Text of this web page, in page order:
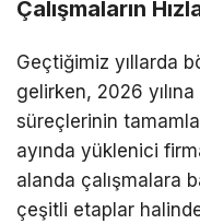
Çalışmaların
Geçtiğimiz yıllarda
gelirken, 2026
süreçlerinin
ayında yüklenici
alanda çalışmalara
çeşitli etaplar